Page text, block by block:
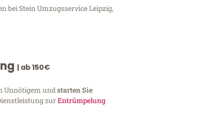
bei Stein Umzugsservice Leipzig,
| ab 150€
Unnötigem und starten Sie
zurEntrümpelung